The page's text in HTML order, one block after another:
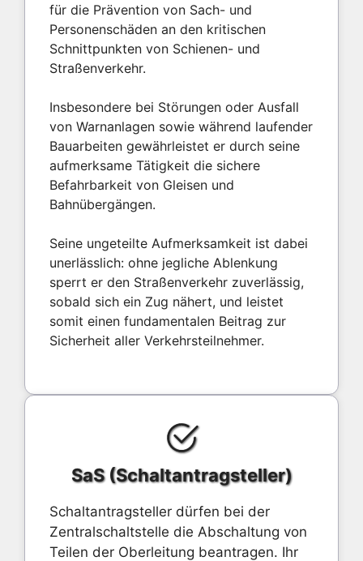
für die Prävention von Sach- und
Personenschäden an den kritischen
Schnittpunkten von Schienen- und
Straßenverkehr.
Insbesondere bei Störungen oder Ausfall
von Warnanlagen sowie während laufender
Bauarbeiten gewährleistet er durch seine
aufmerksame Tätigkeit die sichere
Befahrbarkeit von Gleisen und
Bahnübergängen.
Seine ungeteilte Aufmerksamkeit ist dabei
unerlässlich: ohne jegliche Ablenkung
sperrt er den Straßenverkehr zuverlässig,
sobald sich ein Zug nähert, und leistet
somit einen fundamentalen Beitrag zur
Sicherheit aller Verkehrsteilnehmer.
SaS (Schaltantragsteller)
Schaltantragsteller dürfen bei der
Zentralschaltstelle die Abschaltung von
Teilen der Oberleitung beantragen. Ihr